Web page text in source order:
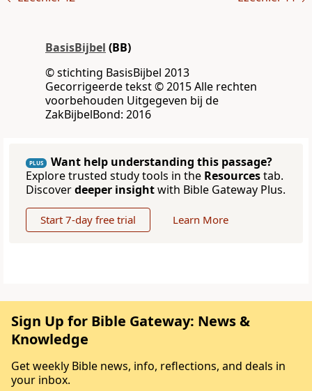
BasisBijbel (BB)
© stichting BasisBijbel 2013
Gecorrigeerde tekst © 2015 Alle rechten
voorbehouden Uitgegeven bij de
ZakBijbelBond: 2016
PLUS
Want help understanding this passage?
Explore trusted study tools in the Resourcestab.
Discoverdeeper insightwith Bible Gateway Plus.
Start 7-day free trial Learn More
Sign Up for Bible Gateway: News &
Knowledge
Get weekly Bible news, info, reflections, and deals in
your inbox.